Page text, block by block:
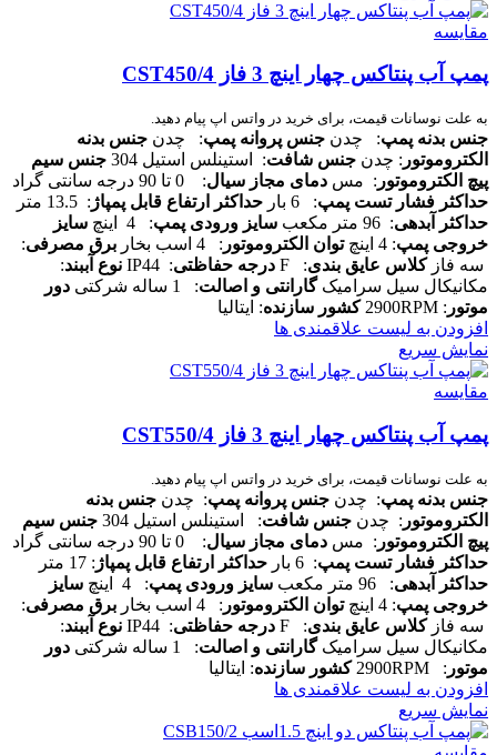
مقایسه
پمپ آب پنتاکس چهار اینچ 3 فاز CST450/4
به علت نوسانات قیمت، برای خرید در واتس اپ پیام دهید.
جنس بدنه پمپ: چدن جنس پروانه پمپ: چدن جنس بدنه
الکتروموتور : چدن جنس شافت: استینلس استیل 304
جنس سیم
پیچ الکتروموتور : مس دمای مجاز سیال: 0 تا 90 درجه سانتی گراد
حداکثر فشار تست پمپ: 6 بار حداکثر ارتفاع قابل پمپاژ : 13.5 متر
حداکثر آبدهی: 96 متر مکعب سایز ورودی پمپ: 4 اینچ
سایز
خروجی پمپ: 4 اینچ توان الکتروموتور : 4 اسب بخار برق مصرفی:
سه فازکلاس عایق بندی: F درجه حفاظتی: IP44 نوع آببند:
مکانیکال سیل سرامیکگارانتی و اصالت: 1 ساله شرکتی
دور
موتور : 2900RPM کشور سازنده: ایتالیا
افزودن به لیست علاقمندی ها
نمایش سریع
مقایسه
پمپ آب پنتاکس چهار اینچ 3 فاز CST550/4
به علت نوسانات قیمت، برای خرید در واتس اپ پیام دهید.
جنس بدنه پمپ: چدن جنس پروانه پمپ: چدن جنس بدنه
الکتروموتور : چدن جنس شافت: استینلس استیل 304
جنس سیم
پیچ الکتروموتور : مس دمای مجاز سیال: 0 تا 90 درجه سانتی گراد
حداکثر فشار تست پمپ: 6 بار حداکثر ارتفاع قابل پمپاژ : 17 متر
حداکثر آبدهی: 96 متر مکعب سایز ورودی پمپ: 4 اینچ
سایز
خروجی پمپ: 4 اینچ توان الکتروموتور : 4 اسب بخار برق مصرفی:
سه فازکلاس عایق بندی: F درجه حفاظتی: IP44 نوع آببند:
مکانیکال سیل سرامیکگارانتی و اصالت: 1 ساله شرکتی
دور
موتور : 2900RPM کشور سازنده: ایتالیا
افزودن به لیست علاقمندی ها
نمایش سریع